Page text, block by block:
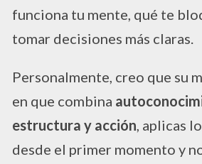
funciona tu mente, qué te
tomar decisiones más claras.
Personalmente, creo que su
en que combina
estructura y acción, aplicas
desde el primer momento y